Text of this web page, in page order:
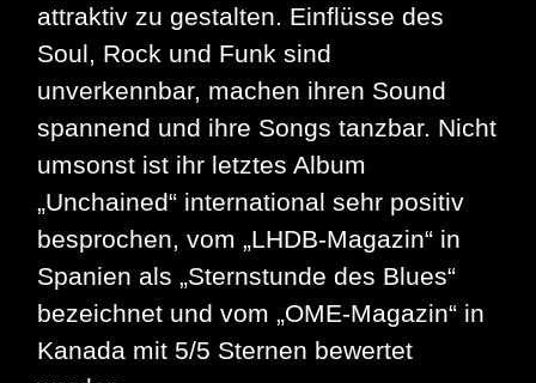
attraktiv zu gestalten. Einflüsse des
Soul, Rock und Funk sind
unverkennbar, machen ihren Sound
spannend und ihre Songs tanzbar. Nicht
umsonst ist ihr letztes Album
„Unchained“ international sehr positiv
besprochen, vom „LHDB-Magazin“ in
Spanien als „Sternstunde des Blues“
bezeichnet und vom „OME-Magazin“ in
Kanada mit 5/5 Sternen bewertet